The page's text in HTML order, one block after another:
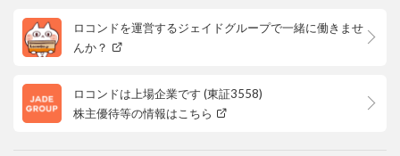
ロコンドを運営するジェイドグループで一緒に働きませ
んか？
ロコンドは上場企業です (東証3558)
株主優待等の情報はこちら